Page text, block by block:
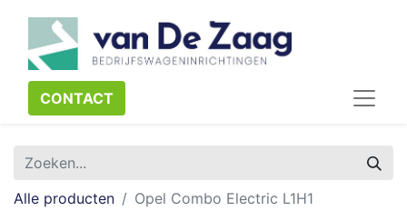
CONTACT​​​​
Alle producten Opel Combo Electric L1H1